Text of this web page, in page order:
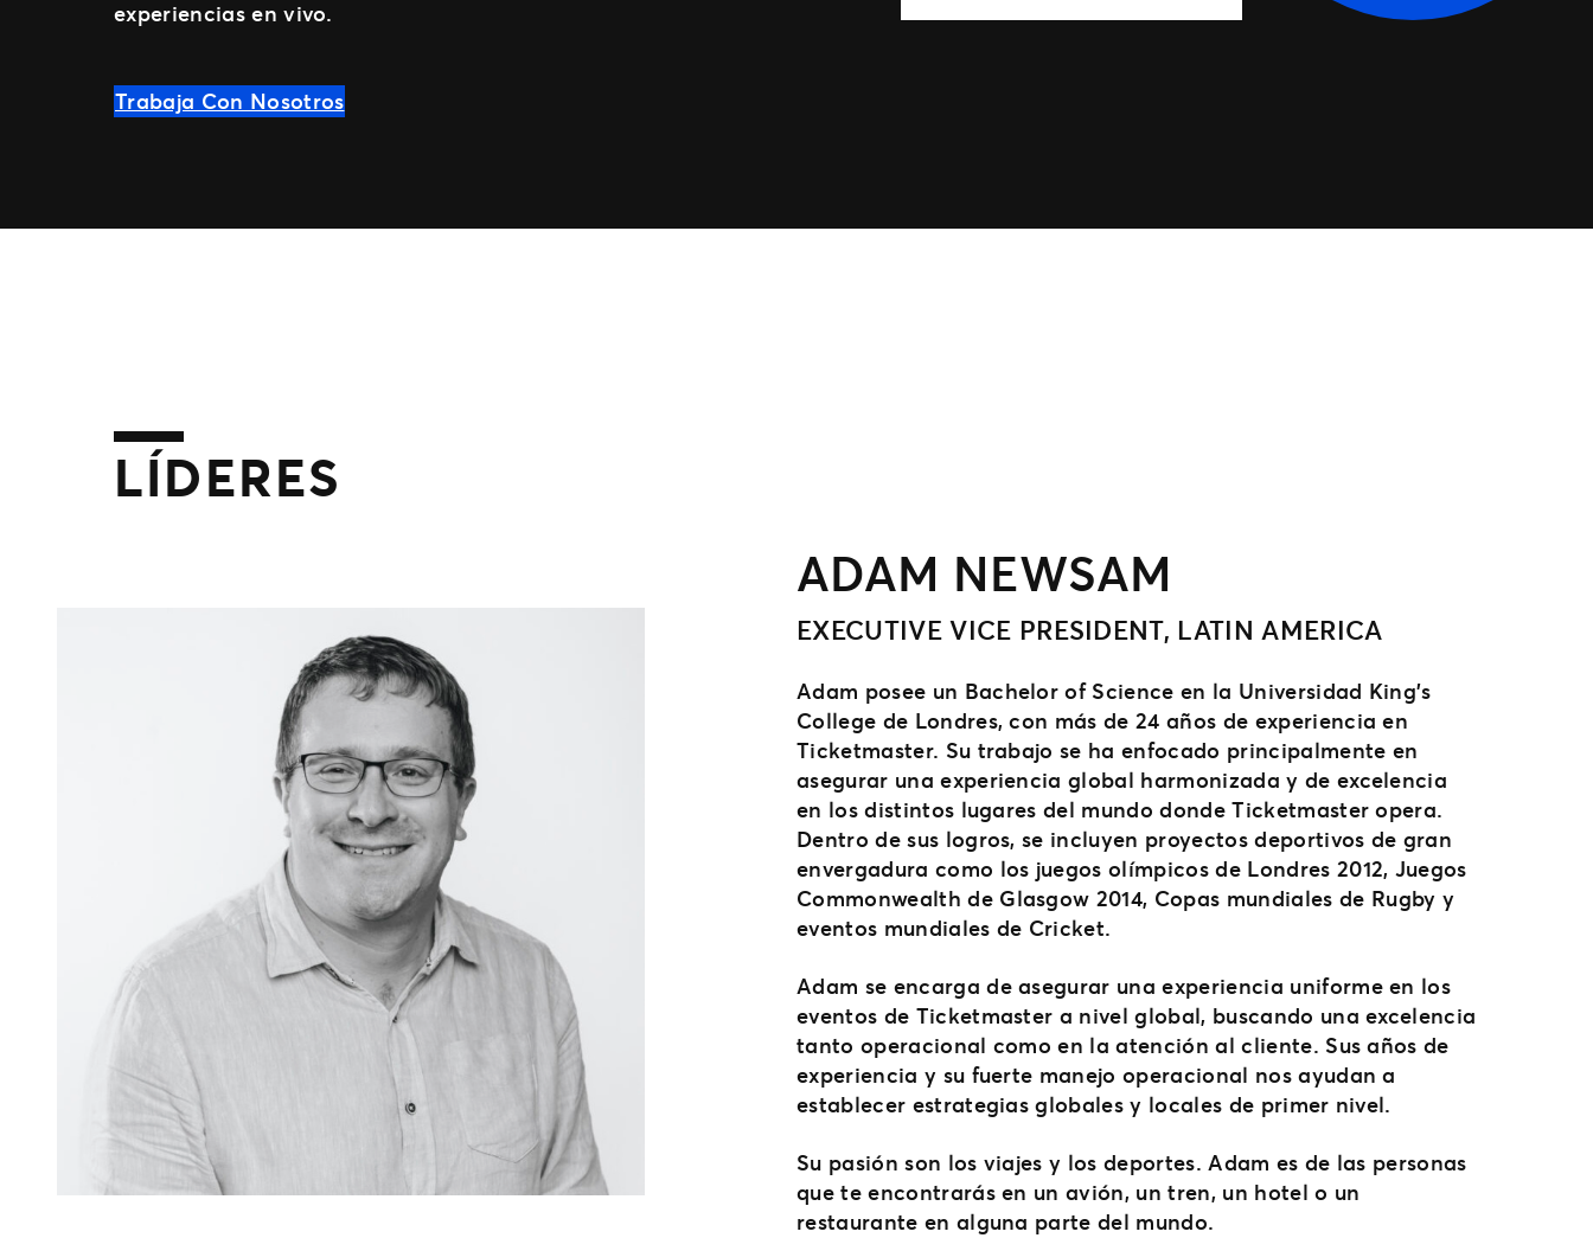
experiencias en vivo.
Trabaja Con Nosotros
LÍDERES
ADAM NEWSAM
EXECUTIVE VICE PRESIDENT, LATIN AMERICA
Adam posee un Bachelor of Science en la Universidad King’s
College de Londres, con más de 24 años de experiencia en
Ticketmaster. Su trabajo se ha enfocado principalmente en
asegurar una experiencia global harmonizada y de excelencia
en los distintos lugares del mundo donde Ticketmaster opera.
Dentro de sus logros, se incluyen proyectos deportivos de gran
envergadura como los juegos olímpicos de Londres 2012, Juegos
Commonwealth de Glasgow 2014, Copas mundiales de Rugby y
eventos mundiales de Cricket.
Adam se encarga de asegurar una experiencia uniforme en los
eventos de Ticketmaster a nivel global, buscando una excelencia
tanto operacional como en la atención al cliente. Sus años de
experiencia y su fuerte manejo operacional nos ayudan a
establecer estrategias globales y locales de primer nivel.
Su pasión son los viajes y los deportes. Adam es de las personas
que te encontrarás en un avión, un tren, un hotel o un
restaurante en alguna parte del mundo.